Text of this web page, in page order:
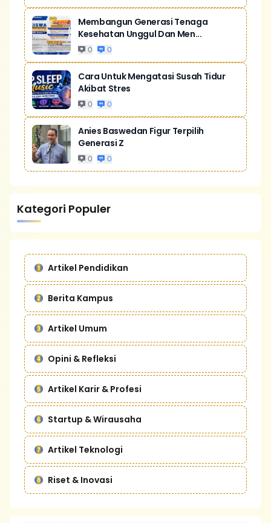
Membangun Generasi Tenaga
Kesehatan Unggul Dan Men...
0 0
Cara Untuk Mengatasi Susah Tidur
Akibat Stres
0 0
Anies Baswedan Figur Terpilih
Generasi Z
0 0
Kategori Populer
Artikel Pendidikan
Berita Kampus
Artikel Umum
Opini & Refleksi
Artikel Karir & Profesi
Startup & Wirausaha
Artikel Teknologi
Riset & Inovasi